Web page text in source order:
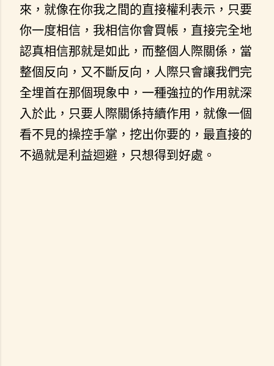
來，就像在你我之間的直接權利表示，只要
你一度相信，我相信你會買帳，直接完全地
認真相信那就是如此，而整個人際關係，當
整個反向，又不斷反向，人際只會讓我們完
全埋首在那個現象中，一種強拉的作用就深
入於此，只要人際關係持續作用，就像一個
看不見的操控手掌，挖出你要的，最直接的
不過就是利益迴避，只想得到好處。